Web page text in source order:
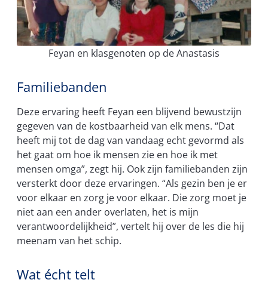
Feyan en klasgenoten op de Anastasis
Familiebanden
Deze ervaring heeft Feyan een blijvend bewustzijn
gegeven van de kostbaarheid van elk mens. “Dat
heeft mij tot de dag van vandaag echt gevormd als
het gaat om hoe ik mensen zie en hoe ik met
mensen omga”, zegt hij. Ook zijn familiebanden zijn
versterkt door deze ervaringen. “Als gezin ben je er
voor elkaar en zorg je voor elkaar. Die zorg moet je
niet aan een ander overlaten, het is mijn
verantwoordelijkheid”, vertelt hij over de les die hij
meenam van het schip.
Wat écht telt